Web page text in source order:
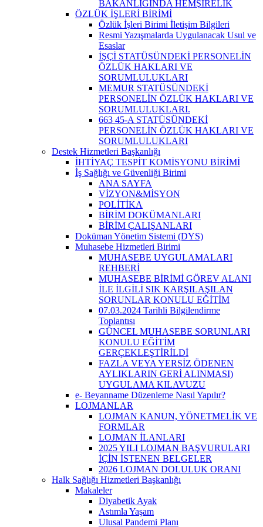
BAKANLIĞINDA HEMŞİRELİK
ÖZLÜK İŞLERİ BİRİMİ
Özlük İşleri Birimi İletişim Bilgileri
Resmi Yazışmalarda Uygulanacak Usul ve
Esaslar
İŞÇİ STATÜSÜNDEKİ PERSONELİN
ÖZLÜK HAKLARI VE
SORUMLULUKLARI
MEMUR STATÜSÜNDEKİ
PERSONELİN ÖZLÜK HAKLARI VE
SORUMLULUKLARI.
663 45-A STATÜSÜNDEKİ
PERSONELİN ÖZLÜK HAKLARI VE
SORUMLULUKLARI
Destek Hizmetleri Başkanlığı
İHTİYAÇ TESPİT KOMİSYONU BİRİMİ
İş Sağlığı ve Güvenliği Birimi
ANA SAYFA
VİZYON&MİSYON
POLİTİKA
BİRİM DOKÜMANLARI
BİRİM ÇALIŞANLARI
Doküman Yönetim Sistemi (DYS)
Muhasebe Hizmetleri Birimi
MUHASEBE UYGULAMALARI
REHBERİ
MUHASEBE BİRİMİ GÖREV ALANI
İLE İLGİLİ SIK KARŞILAŞILAN
SORUNLAR KONULU EĞİTİM
07.03.2024 Tarihli Bilgilendirme
Toplantısı
GÜNCEL MUHASEBE SORUNLARI
KONULU EĞİTİM
GERÇEKLEŞTİRİLDİ
FAZLA VEYA YERSİZ ÖDENEN
AYLIKLARIN GERİ ALINMASI)
UYGULAMA KILAVUZU
e- Beyanname Düzenleme Nasıl Yapılır?
LOJMANLAR
LOJMAN KANUN, YÖNETMELİK VE
FORMLAR
LOJMAN İLANLARI
2025 YILI LOJMAN BAŞVURULARI
İÇİN İSTENEN BELGELER
2026 LOJMAN DOLULUK ORANI
Halk Sağlığı Hizmetleri Başkanlığı
Makaleler
Diyabetik Ayak
Astımla Yaşam
Ulusal Pandemi Planı